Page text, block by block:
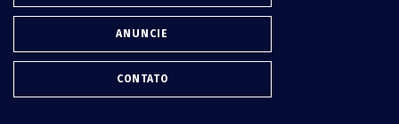
ANUNCIE
CONTATO